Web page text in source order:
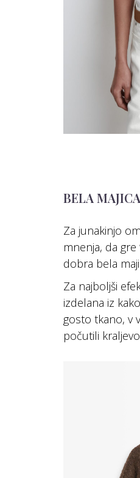
BELA
Za junakinjo
mnenja, da
dobra bela
Za najboljši
izdelana iz
gosto tkano, v
počutili